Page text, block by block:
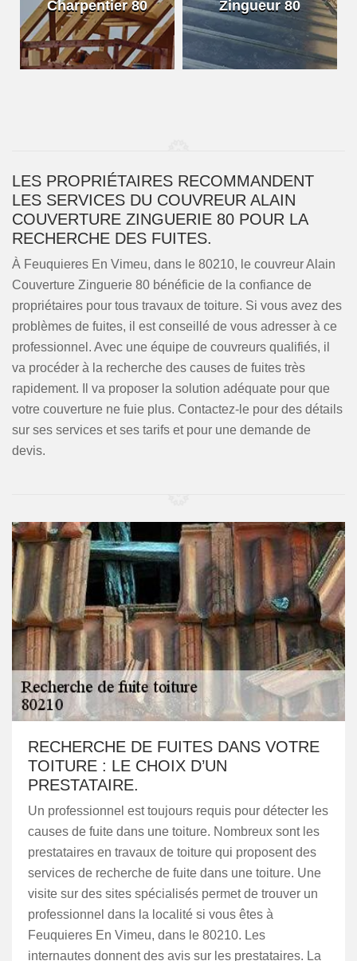
Charpentier 80 Zingueur 80
LES PROPRIÉTAIRES RECOMMANDENT
LES SERVICES DU COUVREUR ALAIN
COUVERTURE ZINGUERIE 80 POUR LA
RECHERCHE DES FUITES.
À Feuquieres En Vimeu, dans le 80210, le couvreur Alain
Couverture Zinguerie 80 bénéficie de la confiance de
propriétaires pour tous travaux de toiture. Si vous avez des
problèmes de fuites, il est conseillé de vous adresser à ce
professionnel. Avec une équipe de couvreurs qualifiés, il
va procéder à la recherche des causes de fuites très
rapidement. Il va proposer la solution adéquate pour que
votre couverture ne fuie plus. Contactez-le pour des détails
sur ses services et ses tarifs et pour une demande de
devis.
RECHERCHE DE FUITES DANS VOTRE
TOITURE : LE CHOIX D’UN
PRESTATAIRE.
Un professionnel est toujours requis pour détecter les
causes de fuite dans une toiture. Nombreux sont les
prestataires en travaux de toiture qui proposent des
services de recherche de fuite dans une toiture. Une
visite sur des sites spécialisés permet de trouver un
professionnel dans la localité si vous êtes à
Feuquieres En Vimeu, dans le 80210. Les
internautes donnent des avis sur les prestataires. La